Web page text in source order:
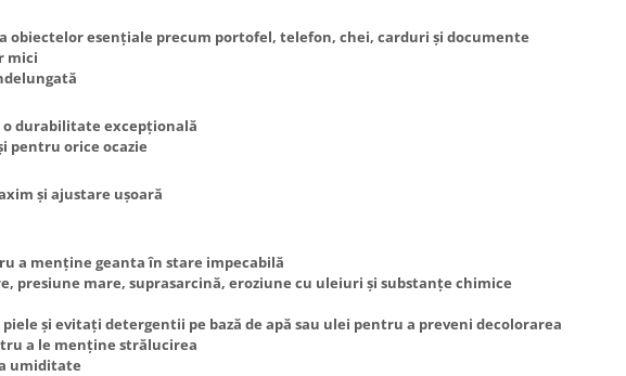
esențiale precum portofel, telefon, chei, carduri și documente
mici
durabilitate excepțională
pentru orice ocazie
și ajustare ușoară
a menține geanta în stare impecabilă
mare, suprasarcină, eroziune cu uleiuri și substanțe chimice
și evitați detergentii pe bază de apă sau ulei pentru a preveni decolorarea
a le menține strălucirea
umiditate